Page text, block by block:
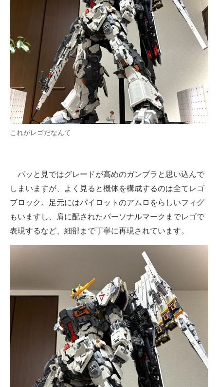
ちょっと気になるネットの話題
これがレゴだなんて
パッと見ではグレードが高めのガンプラと思い込んで
しまいますが、よく見ると機体を構成するのは全てレゴ
ブロック。足元にはパイロットのアムロをらしいフィグ
もいますし、肩に配されたパーソナルマークまでレゴで
表現するなど、細部まで丁寧に再現されています。